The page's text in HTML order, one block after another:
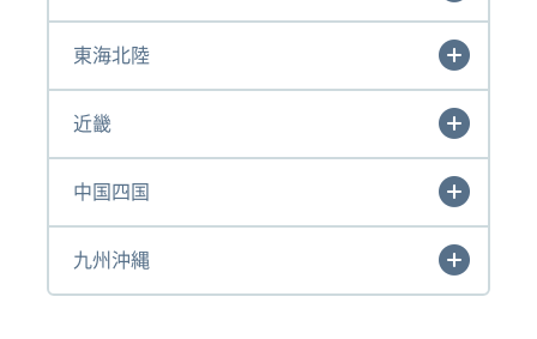
東海北陸
近畿
中国四国
九州沖縄